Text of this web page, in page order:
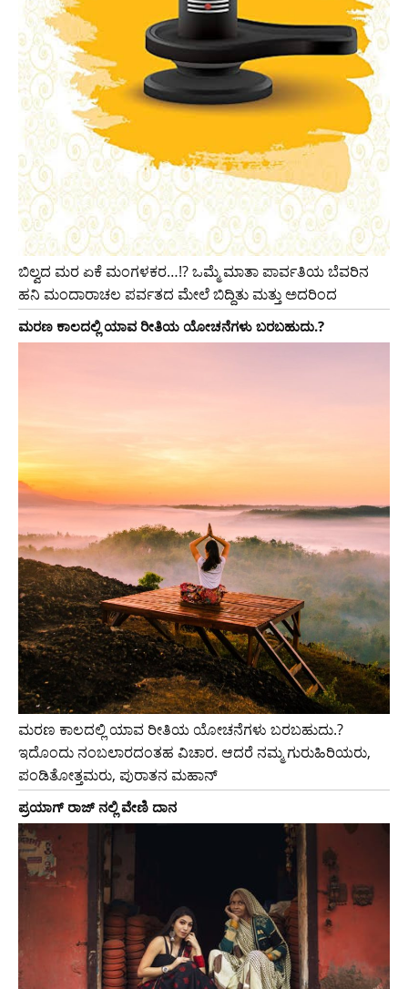
ಬಿಲ್ವದ ಮರ ಏಕೆ ಮಂಗಳಕರ…!? ಒಮ್ಮೆ ಮಾತಾ ಪಾರ್ವತಿಯ ಬೆವರಿನ
ಹನಿ ಮಂದಾರಾಚಲ ಪರ್ವತದ ಮೇಲೆ ಬಿದ್ದಿತು ಮತ್ತು ಅದರಿಂದ
ಮರಣ ಕಾಲದಲ್ಲಿ ಯಾವ ರೀತಿಯ ಯೋಚನೆಗಳು ಬರಬಹುದು.?
ಮರಣ ಕಾಲದಲ್ಲಿ ಯಾವ ರೀತಿಯ ಯೋಚನೆಗಳು ಬರಬಹುದು.?
ಇದೊಂದು ನಂಬಲಾರದಂತಹ ವಿಚಾರ. ಆದರೆ ನಮ್ಮ ಗುರುಹಿರಿಯರು,
ಪಂಡಿತೋತ್ತಮರು, ಪುರಾತನ ಮಹಾನ್
ಪ್ರಯಾಗ್ ರಾಜ್ ನಲ್ಲಿ ವೇಣಿ ದಾನ